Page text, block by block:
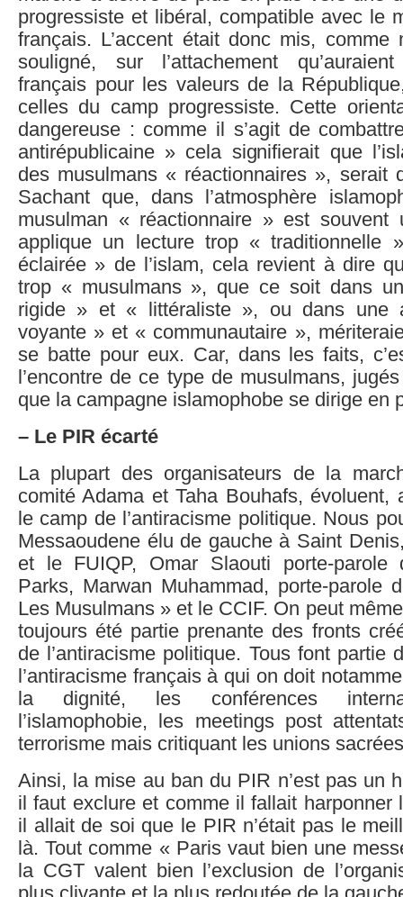
progressiste et libéral, compatible avec le
français. L’accent était donc mis, comme
souligné, sur l’attachement
français pour les valeurs de la
celles du camp progressiste. Cette
dangereuse : comme il s’agit de
antirépublicaine » cela signifierait que
des musulmans « réactionnaires », serait
Sachant que, dans l’atmosphère
musulman « réactionnaire » est souvent
applique un lecture trop « traditionnelle
éclairée » de l’islam, cela revient à dire
trop « musulmans », que ce soit dans
rigide » et « littéraliste », ou dans une
voyante » et « communautaire »,
se batte pour eux. Car, dans les faits,
l’encontre de ce type de musulmans,
que la campagne islamophobe se dirige en
– Le PIR écarté
La plupart des organisateurs de la
comité Adama et Taha Bouhafs, évoluent,
le camp de l’antiracisme politique. Nous
Messaoudene élu de gauche à Saint
et le FUIQP, Omar Slaouti porte-parole
Parks, Marwan Muhammad, porte-parole
Les Musulmans » et le CCIF. On peut
toujours été partie prenante des fronts
de l’antiracisme politique. Tous font partie
l’antiracisme français à qui on doit
la dignité, les conférences
l’islamophobie, les meetings post
terrorisme mais critiquant les unions
Ainsi, la mise au ban du PIR n’est pas un
il faut exclure et comme il fallait harponner
il allait de soi que le PIR n’était pas le
là. Tout comme « Paris vaut bien une
la CGT valent bien l’exclusion de